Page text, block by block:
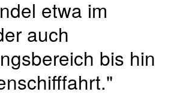
etwa im
auch
bis hin